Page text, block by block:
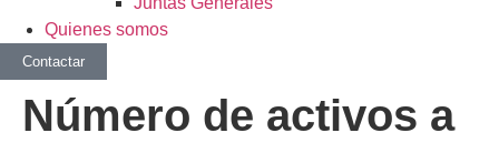
Quienes somos
Contactar
Número de activos a